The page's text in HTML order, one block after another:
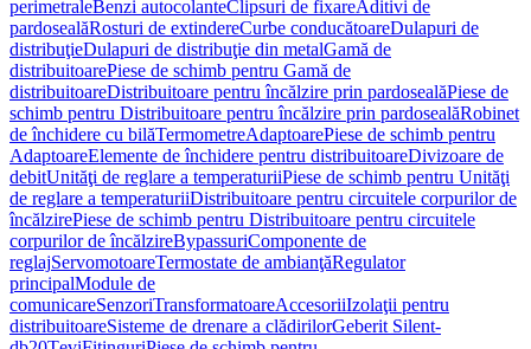
perimetraleBenzi autocolanteClipsuri de fixareAditivi de
pardosealăRosturi de extindereCurbe conducătoareDulapuri de
distribuţieDulapuri de distribuţie din metalGamă de
distribuitoarePiese de schimb pentru Gamă de
distribuitoareDistribuitoare pentru încălzire prin pardosealăPiese de
schimb pentru Distribuitoare pentru încălzire prin pardosealăRobinet
de închidere cu bilăTermometreAdaptoarePiese de schimb pentru
AdaptoareElemente de închidere pentru distribuitoareDivizoare de
debitUnităţi de reglare a temperaturiiPiese de schimb pentru Unităţi
de reglare a temperaturiiDistribuitoare pentru circuitele corpurilor de
încălzirePiese de schimb pentru Distribuitoare pentru circuitele
corpurilor de încălzireBypassuriComponente de
reglajServomotoareTermostate de ambianţăRegulator
principalModule de
comunicareSenzoriTransformatoareAccesoriiIzolaţii pentru
distribuitoareSisteme de drenare a clădirilorGeberit Silent-